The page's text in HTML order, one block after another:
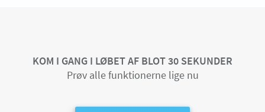
KOM I GANG I LØBET AF BLOT 30 SEKUNDER
Prøv alle funktionerne lige nu